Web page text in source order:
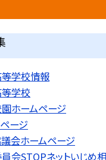
学校情報
学校
ホームページ
ージ
会ホームページ
会STOPネットいじめ